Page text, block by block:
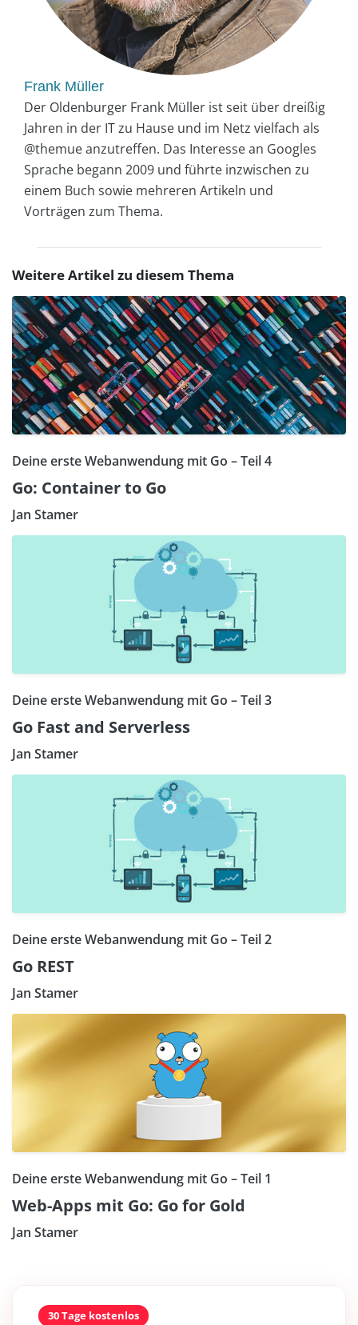
Frank Müller
Der Oldenburger Frank Müller ist seit über dreißig
Jahren in der IT zu Hause und im Netz vielfach als
@themue anzutreffen. Das Interesse an Googles
Sprache begann 2009 und führte inzwischen zu
einem Buch sowie mehreren Artikeln und
Vorträgen zum Thema.
Weitere Artikel zu diesem Thema
Deine erste Webanwendung mit Go – Teil 4
Go: Container to Go
Jan Stamer
Deine erste Webanwendung mit Go – Teil 3
Go Fast and Serverless
Jan Stamer
Deine erste Webanwendung mit Go – Teil 2
Go REST
Jan Stamer
Deine erste Webanwendung mit Go – Teil 1
Web-Apps mit Go: Go for Gold
Jan Stamer
30 Tage kostenlos